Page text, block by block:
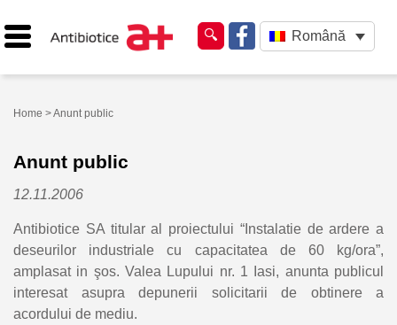
Română
Home > Anunt public
Anunt public
12.11.2006
Antibiotice SA titular al proiectului “Instalatie de ardere a
deseurilor industriale cu capacitatea de 60 kg/ora”,
amplasat in şos. Valea Lupului nr. 1 Iasi, anunta publicul
interesat asupra depunerii solicitarii de obtinere a
acordului de mediu.